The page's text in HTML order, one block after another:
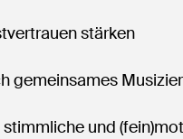
stärken
gemeinsames
und